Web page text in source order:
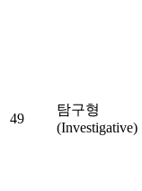
49
탐구형
(Investigative)